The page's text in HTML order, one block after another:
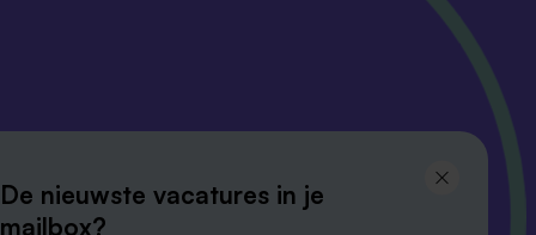
blijf op de hoogte
De nieuwste vacatures in je
mailbox?